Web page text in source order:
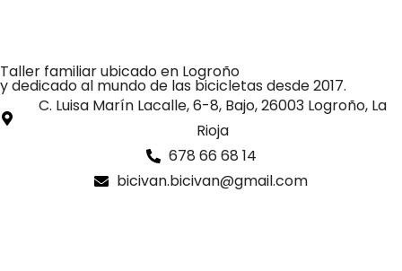
Taller familiar ubicado en Logroño
y dedicado al mundo de las bicicletas desde 2017.
C. Luisa Marín Lacalle, 6-8, Bajo, 26003 Logroño, La
Rioja
678 66 68 14
bicivan.bicivan@gmail.com